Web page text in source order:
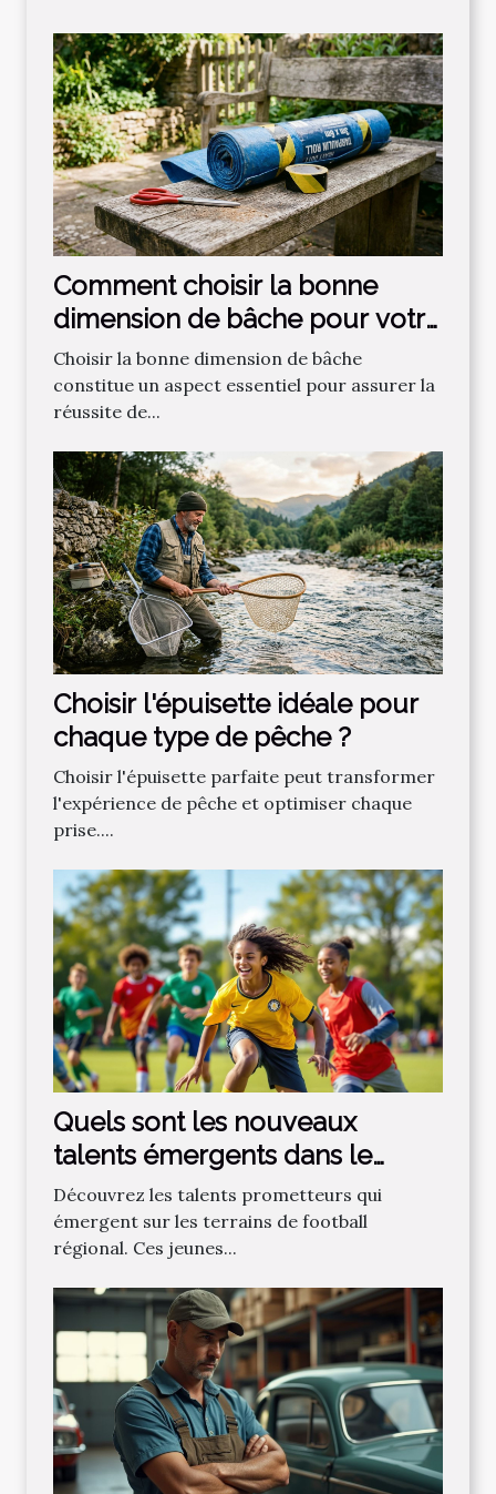
Comment choisir la bonne
dimension de bâche pour votre
projet ?
Choisir la bonne dimension de bâche
constitue un aspect essentiel pour assurer la
réussite de...
Choisir l'épuisette idéale pour
chaque type de pêche ?
Choisir l'épuisette parfaite peut transformer
l'expérience de pêche et optimiser chaque
prise....
Quels sont les nouveaux
talents émergents dans le
football régional ?
Découvrez les talents prometteurs qui
émergent sur les terrains de football
régional. Ces jeunes...